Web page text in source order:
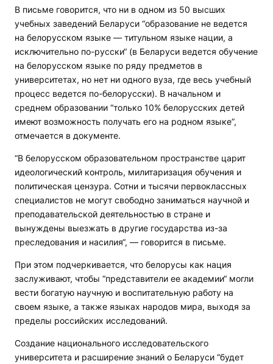
В письме говорится, что ни в одном из 50 высших
учебных заведений Беларуси “образование не ведется
на белорусском языке — титульном языке нации, а
исключительно по-русски“ (в Беларуси ведется обучение
на белорусском языке по ряду предметов в
университетах, но нет ни одного вуза, где весь учебный
процесс ведется по-белорусски). В начальном и
среднем образовании “только 10% белорусских детей
имеют возможность получать его на родном языке”,
отмечается в документе.
“В белорусском образовательном пространстве царит
идеологический контроль, милитаризация обучения и
политическая цензура. Сотни и тысячи первоклассных
специалистов не могут свободно заниматься научной и
преподавательской деятельностью в стране и
вынуждены выезжать в другие государства из-за
преследования и насилия“, — говорится в письме.
При этом подчеркивается, что белорусы как нация
заслуживают, чтобы “представители ее академии“ могли
вести богатую научную и воспитательную работу на
своем языке, а также языках народов мира, выходя за
пределы российских исследований.
Создание национального исследовательского
университета и расширение знаний о Беларуси “будет